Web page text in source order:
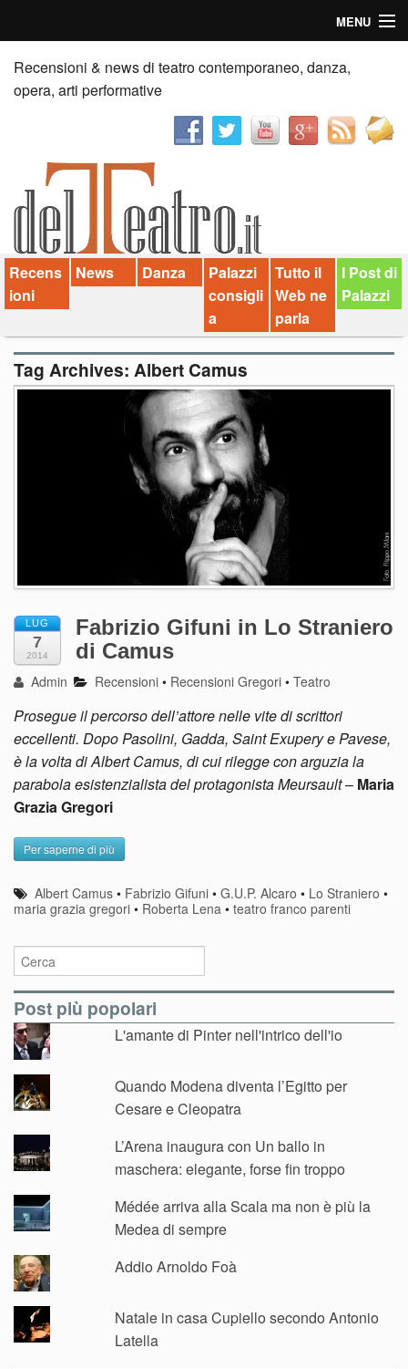
MENU
Home
Recensioni
News
Palazzi consiglia
Video
Chi siamo
Contatti
Recensioni & news di teatro contemporaneo, danza,
opera, arti performative
Recens
ioni
News Danza
Palazzi
consigli
a
Tutto il
Web ne
parla
I Post di
Palazzi
Tag Archives: Albert Camus
LUG
7
2014
Fabrizio Gifuni in Lo Straniero
di Camus
Admin Recensioni • Recensioni Gregori •Teatro
Prosegue il percorso dell’attore nelle vite di scrittori
eccellenti. Dopo Pasolini, Gadda, Saint Exupery e Pavese,
è la volta di Albert Camus, di cui rilegge con arguzia la
parabola esistenzialista del protagonista Meursault– Maria
Grazia Gregori
Per saperne di più
Albert Camus • Fabrizio Gifuni •G.U.P. Alcaro • Lo Straniero •
maria grazia gregori • Roberta Lena • teatro franco parenti
Post più popolari
L'amante di Pinter nell'intrico dell'io
Quando Modena diventa l’Egitto per
Cesare e Cleopatra
L’Arena inaugura con Un ballo in
maschera: elegante, forse fin troppo
Médée arriva alla Scala ma non è più la
Medea di sempre
Addio Arnoldo Foà
Natale in casa Cupiello secondo Antonio
Latella